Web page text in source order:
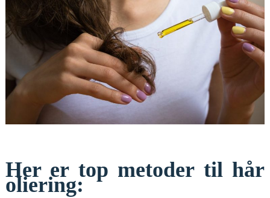
Her er top metoder til hår
oliering: